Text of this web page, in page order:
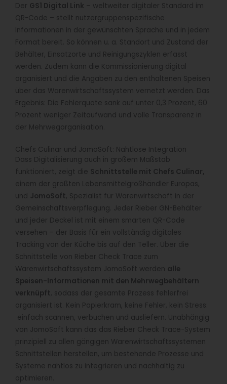
Der GS1 Digital Link – weltweiter digitaler Standard im
QR-Code – stellt nutzergruppenspezifische
Informationen in der gewünschten Sprache und in jedem
Format bereit. So können u. a. Standort und Zustand der
Behälter, Einsatzorte und Reinigungszyklen erfasst
werden. Zudem kann die Kommissionierung digital
organisiert und die Angaben zu den enthaltenen Speisen
über das Warenwirtschaftssystem vernetzt werden. Das
Ergebnis: Die Fehlerquote sank auf unter 0,3 Prozent, 60
Prozent weniger Zeitaufwand und volle Transparenz in
der Mehrwegorganisation.
Chefs Culinar und JomoSoft: Nahtlose Integration
Dass Digitalisierung auch in großem Maßstab
funktioniert, zeigt die Schnittstelle mit Chefs Culinar,
einem der größten Lebensmittelgroßhändler Europas,
und JomoSoft, Spezialist für Warenwirtschaft in der
Gemeinschaftsverpflegung. Jeder Rieber GN-Behälter
und jeder Deckel ist mit einem smarten QR-Code
versehen – der Basis für ein vollständig digitales
Tracking von der Küche bis auf den Teller. Über die
Schnittstelle von Rieber Check Trace zum
Warenwirtschaftssystem JomoSoft werden alle
Speisen-Informationen mit den Mehrwegbehältern
verknüpft, sodass der gesamte Prozess fehlerfrei
organisiert ist. Kein Papierkram, keine Fehler, kein Stress:
einfach scannen, verbuchen und ausliefern. Unabhängig
von JomoSoft kann das das Rieber Check Trace-System
prinzipiell zu allen gängigen Warenwirtschaftssystemen
Schnittstellen herstellen, um bestehende Prozesse und
Systeme nahtlos zu integrieren und nachhaltig zu
optimieren.